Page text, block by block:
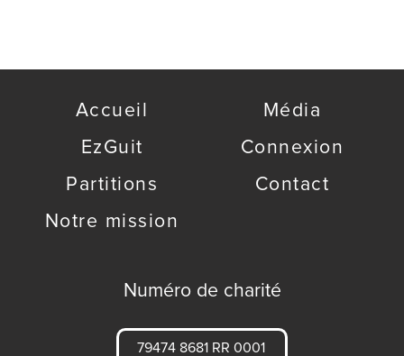
Accueil
EzGuit
Partitions
Notre mission
Média
Connexion
Contact
Numéro de charité
79474 8681 RR 0001